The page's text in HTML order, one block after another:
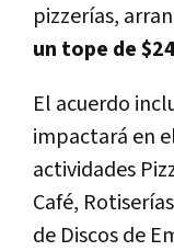
pizzerías,
un tope de
El acuerdo
impactará en
actividades
Café,
de Discos de